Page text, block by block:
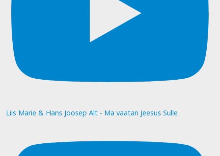
Liis Marie & Hans Joosep Alt - Ma vaatan Jeesus Sulle